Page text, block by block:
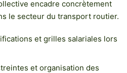
encadre concrètement
le secteur du transport routier.
et grilles salariales lors
et organisation des